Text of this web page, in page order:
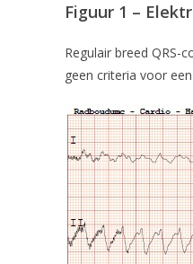
Figuur 1 –
Regulair breed QRS-
geen criteria voor